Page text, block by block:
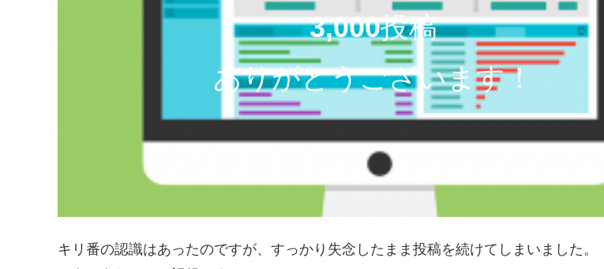
3,000投稿
ありがとうございます！
キリ番の認識はあったのですが、すっかり失念したまま投稿を続けてしまいました。